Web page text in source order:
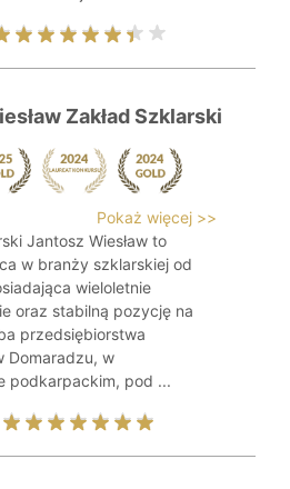
Zakład Szklarski
Pokaż więcej >>
Jantosz Wiesław to
w branży szklarskiej od
wieloletnie
oraz stabilną pozycję na
przedsiębiorstwa
Domaradzu, w
podkarpackim, pod ...